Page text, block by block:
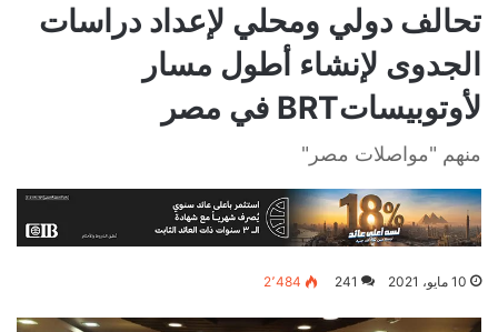
تحالف دولي ومحلي لإعداد دراسات
الجدوى لإنشاء أطول مسار
لأوتوبيساتBRT في مصر
منهم "مواصلات مصر"
10 مايو، 2021 241 2٬484